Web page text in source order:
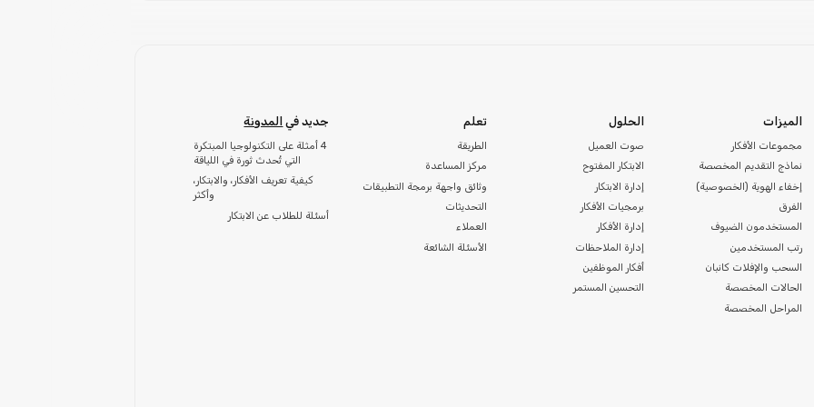
الميزات
مجموعات الأفكار
نماذج التقديم المخصصة
إخفاء الهوية (الخصوصية)
الفرق
المستخدمون الضيوف
رتب المستخدمين
السحب والإفلات كانبان
الحالات المخصصة
المراحل المخصصة
الحلول
صوت العميل
الابتكار المفتوح
إدارة الابتكار
برمجيات الأفكار
إدارة الأفكار
إدارة الملاحظات
أفكار الموظفين
التحسين المستمر
تعلم
الطريقة
مركز المساعدة
وثائق واجهة برمجة التطبيقات
التحديثات
العملاء
الأسئلة الشائعة
جديد في المدونة
4 أمثلة على التكنولوجيا المبتكرة
التي تُحدث ثورة في اللياقة
كيفية تعريف الأفكار، والابتكار،
وأكثر
أسئلة للطلاب عن الابتكار